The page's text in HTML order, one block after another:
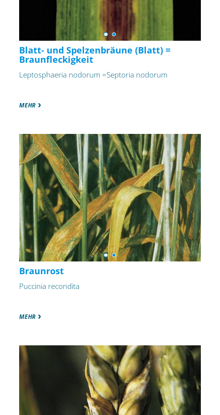
Blatt- und Spelzenbräune (Blatt) =
Braunfleckigkeit
Leptosphaeria nodorum =Septoria nodorum
MEHR
Braunrost
Puccinia recondita
MEHR